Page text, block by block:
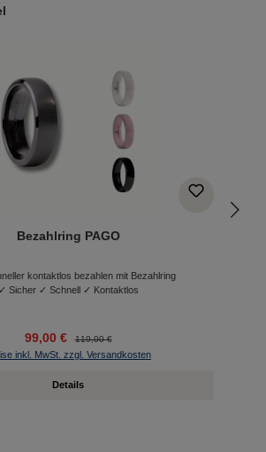
Bezahlring PAGO
kontaktlos bezahlen mit Bezahlring
✓ Sicher ✓ Schnell ✓ Kontaktlos
99,00 € 119,00 €
inkl. MwSt. zzgl. Versandkosten
Details